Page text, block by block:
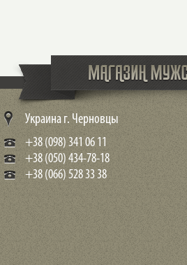
Украина г. Черновцы
+38 (098) 341 06 11
+38 (050) 434-78-18
+38 (066) 528 33 38